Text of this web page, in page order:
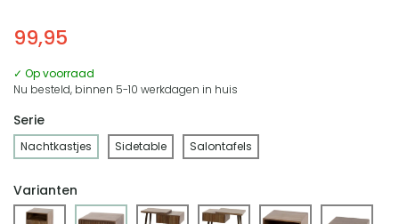
99,95
✓ Op voorraad
Nu besteld, binnen 5-10 werkdagen in huis
Serie
Nachtkastjes Sidetable Salontafels
Varianten